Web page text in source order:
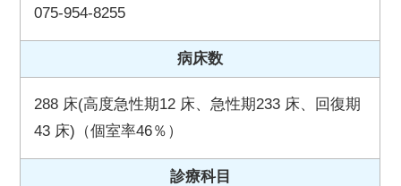
075-954-8255
病床数
288 床(高度急性期12 床、急性期233 床、回復期
43 床)（個室率46％）
診療科目